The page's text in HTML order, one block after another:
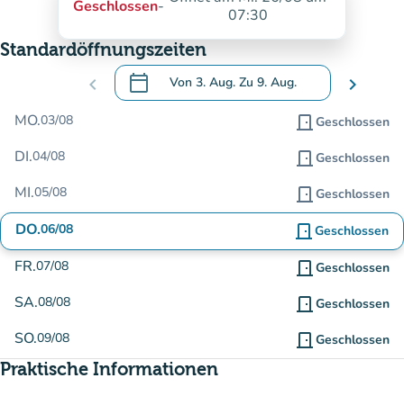
Geschlossen-
07:30
Standardöffnungszeiten
chevron_left calendar_today Von 3. Aug. Zu 9. Aug.
.Öffnen Sie den Kalender, um Daten zu
chevron_right
MO.03/08 door_front Geschlossen
DI.04/08 door_front Geschlossen
MI.05/08 door_front Geschlossen
DO.06/08 door_front Geschlossen
FR.07/08 door_front Geschlossen
SA.08/08 door_front Geschlossen
SO.09/08 door_front Geschlossen
Praktische Informationen